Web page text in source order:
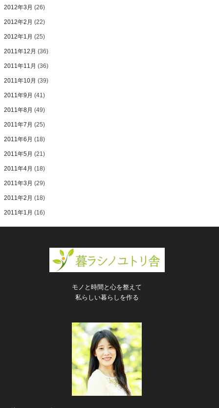
2012年3月 (26)
2012年2月 (22)
2012年1月 (25)
2011年12月 (36)
2011年11月 (36)
2011年10月 (39)
2011年9月 (41)
2011年8月 (49)
2011年7月 (25)
2011年6月 (18)
2011年5月 (21)
2011年4月 (18)
2011年3月 (29)
2011年2月 (18)
2011年1月 (16)
モノと時間と心を整えて
私らしい暮らしを作る